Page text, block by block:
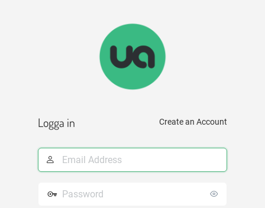
Logga in Create an Account
E-
postadress